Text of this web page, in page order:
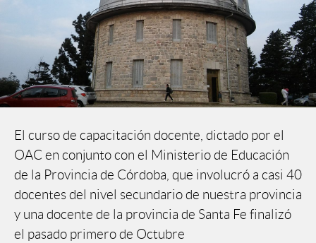
El curso de capacitación docente, dictado por el
OAC en conjunto con el Ministerio de Educación
de la Provincia de Córdoba, que involucró a casi 40
docentes del nivel secundario de nuestra provincia
y una docente de la provincia de Santa Fe finalizó
el pasado primero de Octubre